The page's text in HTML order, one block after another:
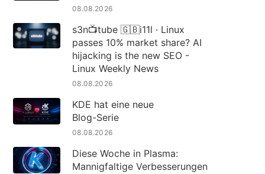
08.08.2026
s3n📺tube 🇬🇧i11l · Linux
passes 10% market share? AI
hijacking is the new SEO -
Linux Weekly News
08.08.2026
KDE hat eine neue
Blog-Serie
08.08.2026
Diese Woche in Plasma:
Mannigfaltige Verbesserungen